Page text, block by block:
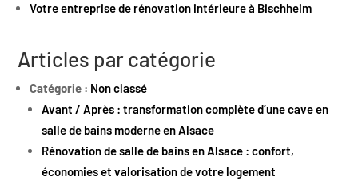
Votre entreprise de rénovation intérieure à Bischheim
Articles par catégorie
Catégorie : Non classé
Avant / Après : transformation complète d’une cave en
salle de bains moderne en Alsace
Rénovation de salle de bains en Alsace : confort,
économies et valorisation de votre logement